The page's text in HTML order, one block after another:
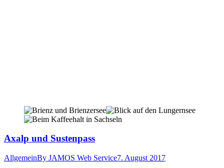
Axalp und Sustenpass
AllgemeinBy JAMOS Web Service7. August 2017